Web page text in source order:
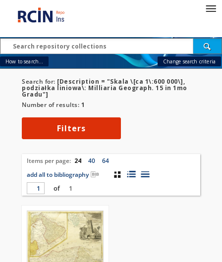
How to search... Change search criteria
Search for: [Description = "Skala \[ca 1\:600 000\],
podziałka liniowa\: Milliaria Geograph. 15 in 1mo
Gradu"]
Number of results: 1
Filters
Items per page: 24 40
64
add all to bibliography
of
1